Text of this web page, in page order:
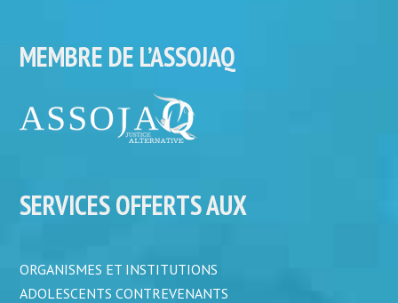
MEMBRE DE L’ASSOJAQ
SERVICES OFFERTS AUX
ORGANISMES ET INSTITUTIONS
ADOLESCENTS CONTREVENANTS